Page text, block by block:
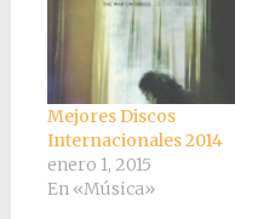
Mejores Discos
Internacionales 2014
enero 1, 2015
En «Música»